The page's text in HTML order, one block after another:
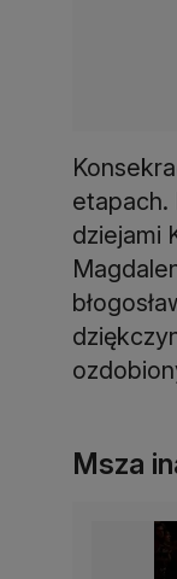
etapach.
dziejami
Msza